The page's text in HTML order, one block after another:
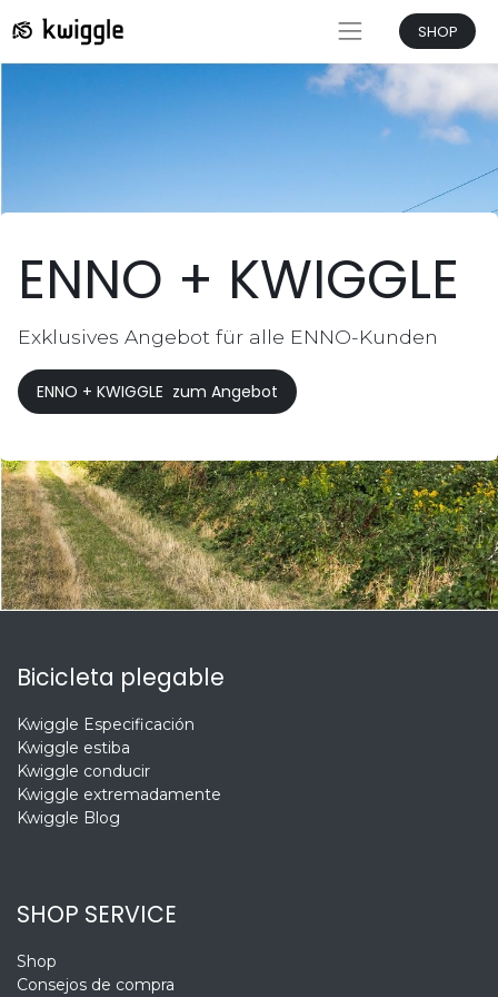
SHOP
ENNO + KWIGGLE
Exklusives Angebot für alle ENNO-Kunden
ENNO + KWIGGLE zum Angebot
Bicicleta plegable
Kwiggle Especificación
Kwiggle estiba
Kwiggle conducir
Kwiggle extremadamente
Kwiggle Blog
SHOP SERVICE
Shop
Consejos de compra